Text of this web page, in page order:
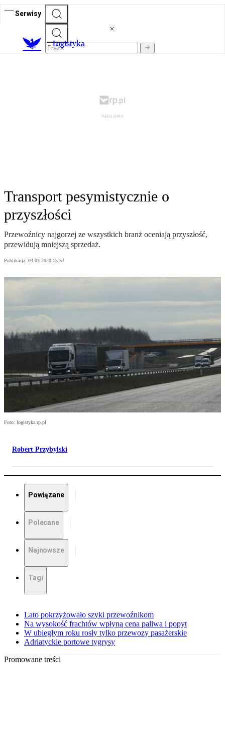
Serwisy
Logistyka
Transport pesymistycznie o
przyszłości
Przewoźnicy najgorzej ze wszystkich branż oceniają przyszłość,
przewidują mniejszą sprzedaż.
Publikacja: 03.03.2020 13:53
Foto: logistyka.rp.pl
Robert Przybylski
Powiązane
Polecane
Najnowsze
Tagi
Lato pokrzyżowało szyki przewoźnikom
Na wysokość frachtów wpłyną cena paliwa i popyt
W ubiegłym roku rosły tylko przewozy pasażerskie
Adriatyckie portowe tygrysy
Promowane treści